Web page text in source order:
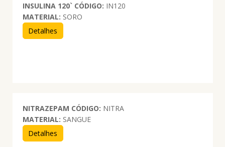
INSULINA 120` CÓDIGO: IN120
MATERIAL: SORO
Detalhes
NITRAZEPAM CÓDIGO: NITRA
MATERIAL: SANGUE
Detalhes